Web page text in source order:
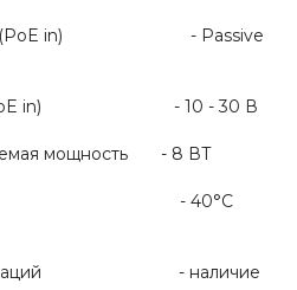
(PoE in) - Passive
(PoE in) - 10 - 30 В
мощность - 8 ВТ
- 40°C
вибраций - наличие